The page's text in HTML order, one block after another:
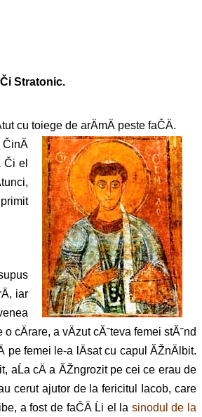
Stratonic.
toiege de arÄmÄ peste faČÄ.
el
iar
a vÄzut cĂ˘teva femei stĂ˘nd
pe femei le-a lÄsat cu capul ĂŽnÄlbit.
aĹa cÄ a ĂŽngrozit pe cei ce erau de
au cerut ajutor de la fericitul Iacob, care
a fost de faČÄ Ĺi el la sinodul de la